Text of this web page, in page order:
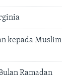
kepada Muslim
Ramadan